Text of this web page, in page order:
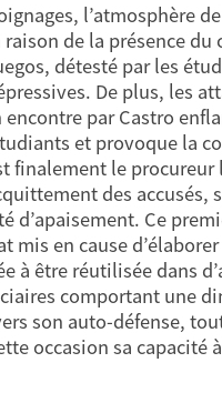
l’atmosphère
de la présence du
détesté par les
De plus, les
par Castro
et provoque la
finalement le
des accusés,
d’apaisement. Ce
mis en cause
à être réutilisée dans
comportant une
son auto-défense,
occasion sa capacité